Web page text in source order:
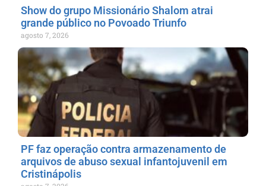
Show do grupo Missionário Shalom atrai
grande público no Povoado Triunfo
agosto 7, 2026
PF faz operação contra armazenamento de
arquivos de abuso sexual infantojuvenil em
Cristinápolis